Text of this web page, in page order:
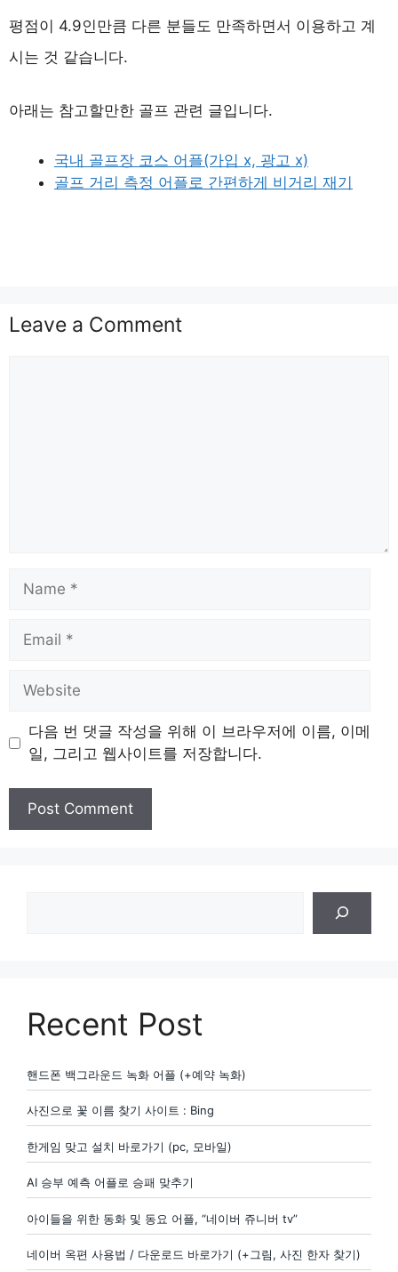
평점이 4.9인만큼 다른 분들도 만족하면서 이용하고 계
시는 것 같습니다.
아래는 참고할만한 골프 관련 글입니다.
국내 골프장 코스 어플(가입 x, 광고 x)
골프 거리 측정 어플로 간편하게 비거리 재기
Leave a Comment
Name
Email
Website
다음 번 댓글 작성을 위해 이 브라우저에 이름, 이메
일, 그리고 웹사이트를 저장합니다.
Recent Post
핸드폰 백그라운드 녹화 어플 (+예약 녹화)
사진으로 꽃 이름 찾기 사이트 : Bing
한게임 맞고 설치 바로가기 (pc, 모바일)
AI 승부 예측 어플로 승패 맞추기
아이들을 위한 동화 및 동요 어플, “네이버 쥬니버 tv”
네이버 옥편 사용법 / 다운로드 바로가기 (+그림, 사진 한자 찾기)